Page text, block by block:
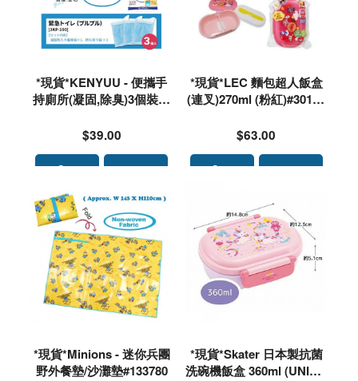
*現貨*KENYUU - 便攜手
持廁所(凝固,除臭)3個裝#1
40 4637 查詢存貨量🙏🏻🥰
$39.00
*現貨*LEC 麵包超人飯盒
(連叉)270ml (粉紅)#30180
$63.00
*現貨*Minions - 迷你兵團
野外餐墊/沙灘墊#133780
*現貨*Skater 日本製抗菌
洗碗機飯盒 360ml (UNICR